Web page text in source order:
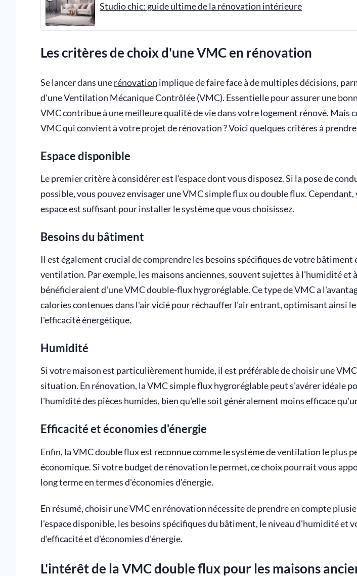
Studio chic: guide ultime de la rénovation intérieure
Les critères de choix d'une VMC en rénovation
Se lancer dans unerénovation implique de faire face à de multiples décisions,
d'une Ventilation Mécanique Contrôlée (VMC). Essentielle pour assurer une
VMC contribue à une meilleure qualité de vie dans votre logement rénové. Mais
VMC qui convient à votre projet de rénovation ? Voici quelques critères à
Espace disponible
Le premier critère à considérer est l'espace dont vous disposez. Si la pose de
possible, vous pouvez envisager une VMC simple flux ou double flux.
espace est suffisant pour installer le système que vous choisissez.
Besoins du bâtiment
Il est également crucial de comprendre les besoins spécifiques de votre bâtiment
ventilation. Par exemple, les maisons anciennes, souvent sujettes à l'humidité et
bénéficieraient d'une VMC double-flux hygroréglable. Ce type de VMC a
calories contenues dans l'air vicié pour réchauffer l'air entrant, optimisant ainsi
l'efficacité énergétique.
Humidité
Si votre maison est particulièrement humide, il est préférable de choisir une
situation. En rénovation, la VMC simple flux hygroréglable peut s'avérer idéale
l'humidité des pièces humides, bien qu'elle soit généralement moins efficace
Efficacité et économies d'énergie
Enfin, la VMC double flux est reconnue comme le système de ventilation le plus
économique. Si votre budget de rénovation le permet, ce choix pourrait vous
long terme en termes d'économies d'énergie.
En résumé, choisir une VMC en rénovation nécessite de prendre en compte
l'espace disponible, les besoins spécifiques du bâtiment, le niveau d'humidité et
d'efficacité et d'économies d'énergie.
L'intérêt de la VMC double flux pour les maisons